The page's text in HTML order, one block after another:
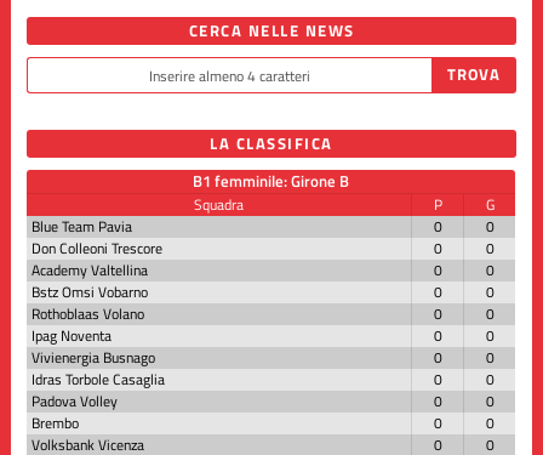
CERCA NELLE NEWS
LA CLASSIFICA
B1 femminile: Girone B
Squadra P
G
Blue Team Pavia
0
0
Don Colleoni Trescore
0
0
Academy Valtellina
0
0
Bstz Omsi Vobarno
0
0
Rothoblaas Volano
0
0
Ipag Noventa
0
0
Vivienergia Busnago
0
0
Idras Torbole Casaglia
0
0
Padova Volley
0
0
Brembo
0
0
Volksbank Vicenza
0
0